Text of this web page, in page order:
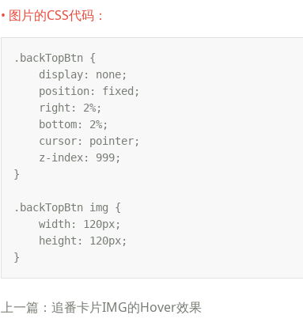
• 图片的CSS代码：
.backTopBtn {
    display: none;
    position: fixed;
    right: 2%;
    bottom: 2%;
    cursor: pointer;
    z-index: 999;
}
.backTopBtn img {
    width: 120px;
    height: 120px;
}
上一篇：追番卡片IMG的Hover效果